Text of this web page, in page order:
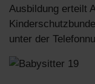
Ausbildung erteilt
unter der